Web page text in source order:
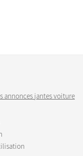
annonces jantes voiture